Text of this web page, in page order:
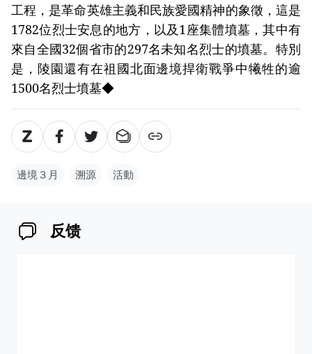
工程，是革命英雄主義和民族愛國精神的象徵，這是
1782位烈士安息的地方，以及1座集體墳墓，其中有
來自全國32個省市的297名未知名烈士的墳墓。特別
是，陵園還有在祖國北面邊境捍衛戰爭中犧牲的逾
1500名烈士墳墓◆
邊境３月 溯源 活動
反馈